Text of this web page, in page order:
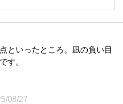
といったところ。凪の負い目
す。
08/27